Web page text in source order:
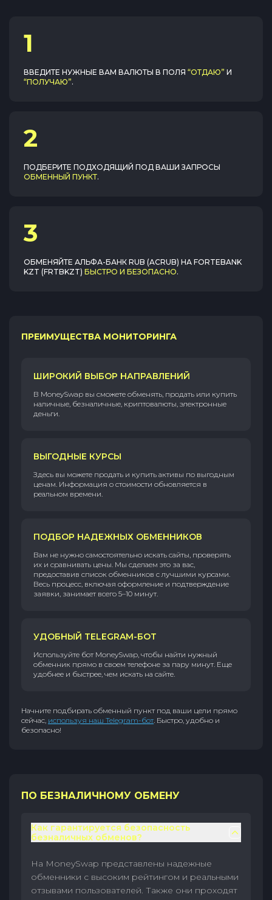
1
ВВЕДИТЕ НУЖНЫЕ ВАМ ВАЛЮТЫ В ПОЛЯ “ОТДАЮ” И
“ПОЛУЧАЮ”.
2
ПОДБЕРИТЕ ПОДХОДЯЩИЙ ПОД ВАШИ ЗАПРОСЫ
ОБМЕННЫЙ ПУНКТ.
3
ОБМЕНЯЙТЕ АЛЬФА-БАНК RUB (ACRUB) НА FORTEBANK
KZT (FRTBKZT) БЫСТРО И БЕЗОПАСНО.
ПРЕИМУЩЕСТВА МОНИТОРИНГА
ШИРОКИЙ ВЫБОР НАПРАВЛЕНИЙ
В MoneySwap вы сможете обменять, продать или купить
наличные, безналичные, криптовалюты, электронные
деньги.
ВЫГОДНЫЕ КУРСЫ
Здесь вы можете продать и купить активы по выгодным
ценам. Информация о стоимости обновляется в
реальном времени.
ПОДБОР НАДЕЖНЫХ ОБМЕННИКОВ
Вам не нужно самостоятельно искать сайты, проверять
их и сравнивать цены. Мы сделаем это за вас,
предоставив список обменников с лучшими курсами.
Весь процесс, включая оформление и подтверждение
заявки, занимает всего 5–10 минут.
УДОБНЫЙ TELEGRAM-БОТ
Используйте бот MoneySwap, чтобы найти нужный
обменник прямо в своем телефоне за пару минут. Еще
удобнее и быстрее, чем искать на сайте.
Начните подбирать обменный пункт под ваши цели прямо
сейчас, используя наш Telegram-бот. Быстро, удобно и
безопасно!
ПО БЕЗНАЛИЧНОМУ ОБМЕНУ
Как гарантируется безопасность
безналичных обменов?
На MoneySwap представлены надежные
обменники с высоким рейтингом и реальными
отзывами пользователей. Также они проходят